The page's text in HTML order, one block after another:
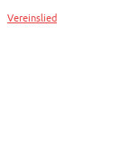
Vereinslied